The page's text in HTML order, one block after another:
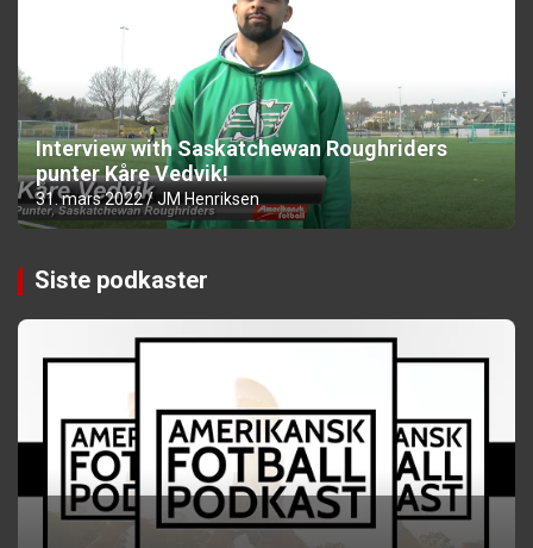
Interview with Saskatchewan Roughriders
punter Kåre Vedvik!
31. mars 2022 JM Henriksen
Siste podkaster